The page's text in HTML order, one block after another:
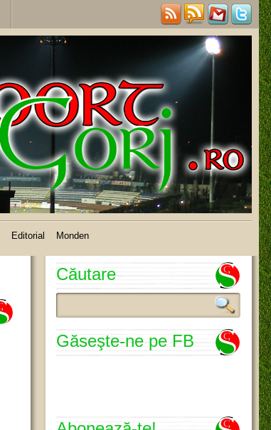
Editorial Monden
Căutare
Găseşte-ne pe FB